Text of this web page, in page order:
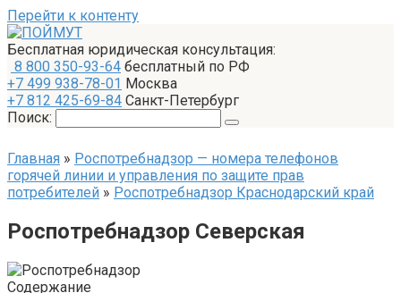
Перейти к контенту
Бесплатная юридическая консультация:
8 800 350-93-64 бесплатный по РФ
+7 499 938-78-01 Москва
+7 812 425-69-84 Санкт-Петербург
Поиск:
Главная » Роспотребнадзор — номера телефонов
горячей линии и управления по защите прав
потребителей » Роспотребнадзор Краснодарский край
Роспотребнадзор Северская
Содержание